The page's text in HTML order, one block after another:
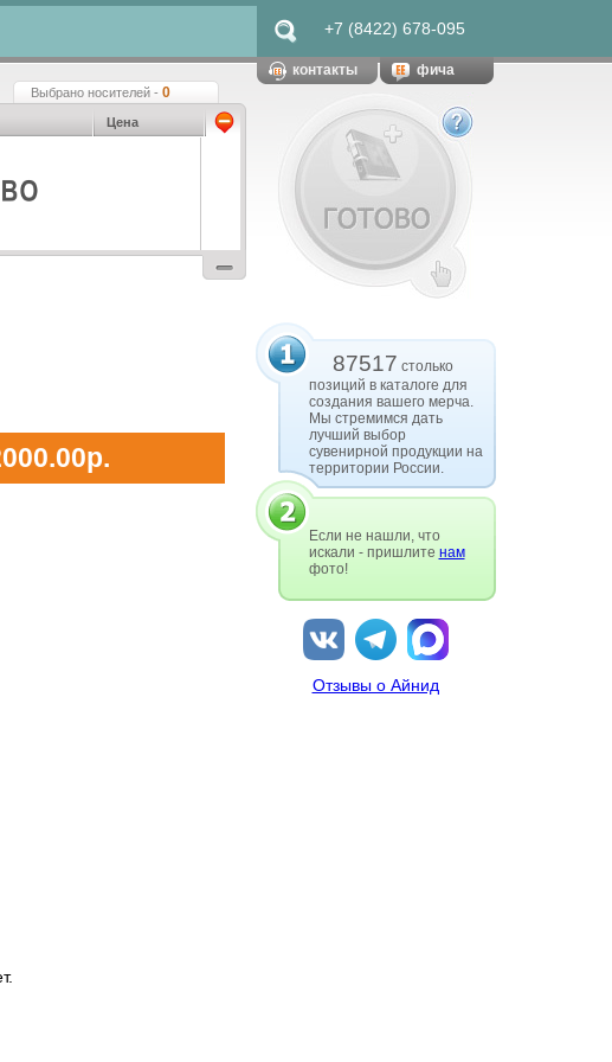
+7 (8422) 678-095
Выбрано носителей - 0
Цена
контакты фича
87517 столько
позиций в каталоге для
создания вашего мерча.
Мы стремимся дать
лучший выбор
сувенирной продукции на
территории России.
Если не нашли, что
искали - пришлите нам
фото!
Отзывы о Айнид